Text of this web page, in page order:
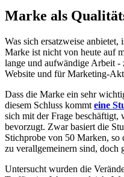
Marke als
Was sich ersatzweise
Marke ist nicht von heute auf
lange und aufwändige Arbeit -
Website und für Marketing-
Dass die Marke ein sehr
diesem Schluss kommt eine
sich mit der Frage
bevorzugt. Zwar basiert die
Stichprobe von 50 Marken, so
zu verallgemeinern sind, doch
Untersucht wurden die